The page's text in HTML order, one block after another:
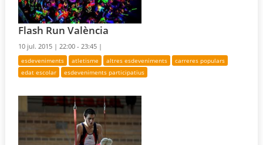
Flash Run València
10 jul. 2015 |22:00 - 23:45 |
esdeveniments atletisme altres esdeveniments
carreres populars
edat escolar
esdeveniments participatius